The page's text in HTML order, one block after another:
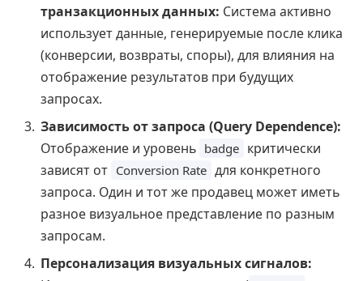
транзакционных данных: Система активно
использует данные, генерируемые после клика
(конверсии, возвраты, споры), для влияния на
отображение результатов при будущих
запросах.
Зависимость от запроса (Query Dependence):
Отображение и уровень badge критически
зависят от Conversion Rate для конкретного
запроса. Один и тот же продавец может иметь
разное визуальное представление по разным
запросам.
Персонализация визуальных сигналов: